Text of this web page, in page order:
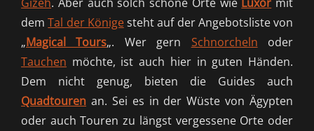
demTal der Königesteht auf der Angebotsliste von
„Magical Tours„. Wer gern Schnorcheln oder
Tauchen möchte, ist auch hier in guten Händen.
Dem nicht genug, bieten die Guides auch
Quadtouren an. Sei es in der Wüste von Ägypten
oder auch Touren zu längst vergessene Orte oder